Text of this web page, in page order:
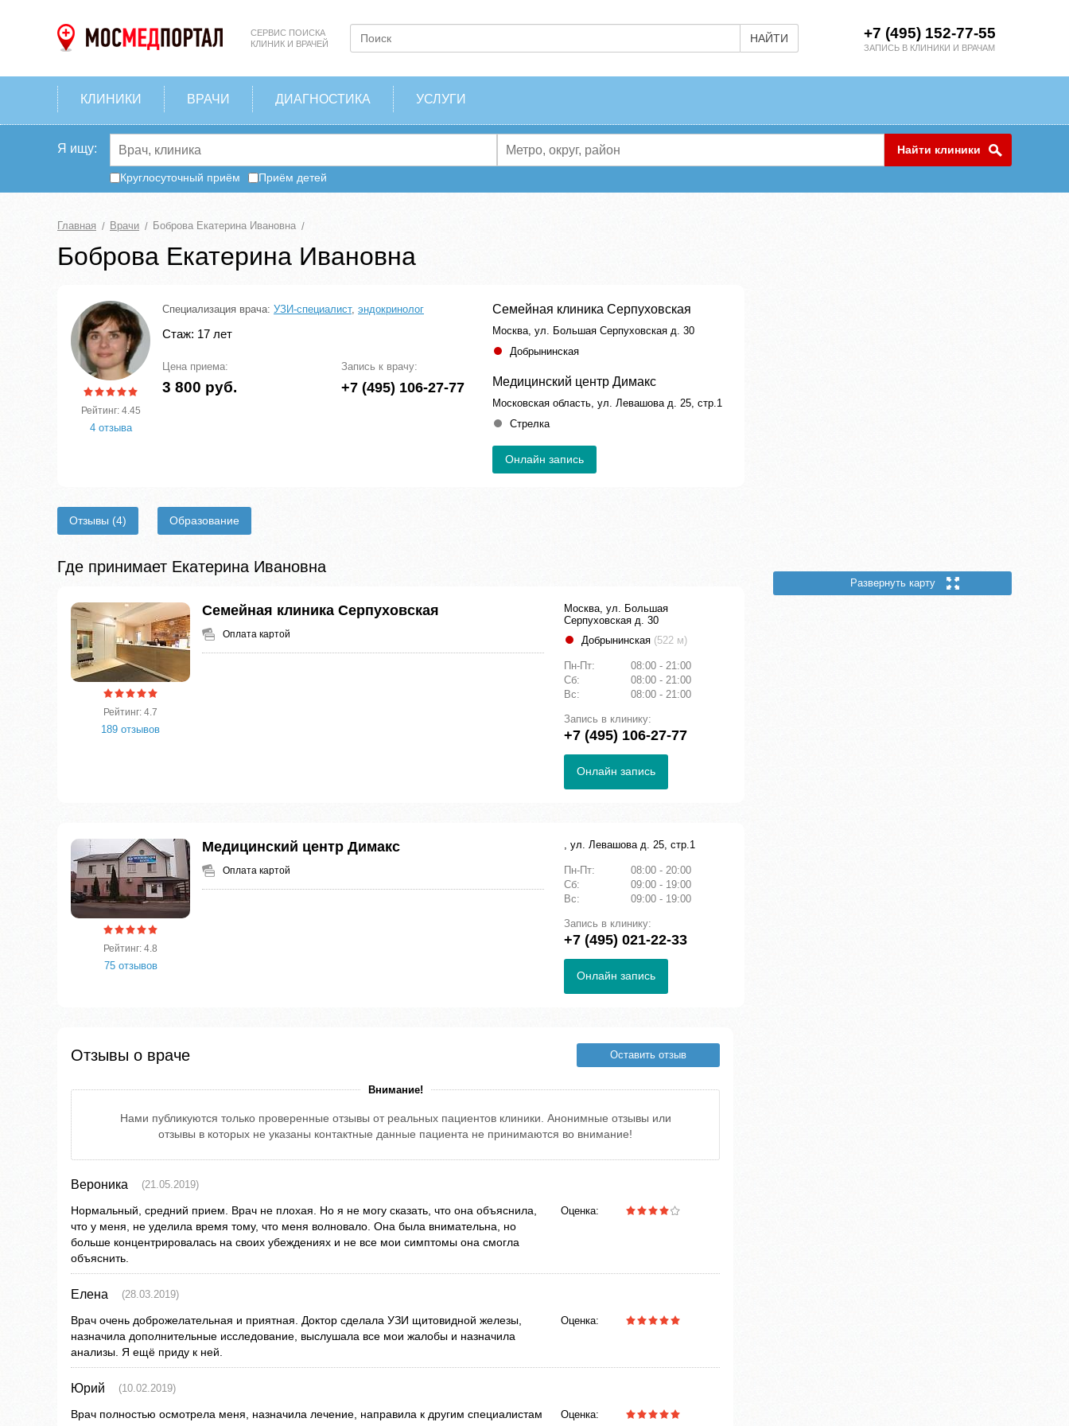
СЕРВИС ПОИСКА
КЛИНИК И ВРАЧЕЙ
НАЙТИ +7 (495) 152-77-55
ЗАПИСЬ В КЛИНИКИ И ВРАЧАМ
КЛИНИКИ ВРАЧИ ДИАГНОСТИКА УСЛУГИ
Я ищу: Найти клиники
Круглосуточный приём Приём детей
Главная Врачи Боброва Екатерина Ивановна
Боброва Екатерина Ивановна
Рейтинг: 4.45
4 отзыва
Специализация врача: УЗИ-специалист, эндокринолог
Стаж: 17 лет
Цена приема:
3 800 руб.
Запись к врачу:
+7 (495) 106-27-77
Семейная клиника Серпуховская
Москва, ул. Большая Серпуховская д. 30
Добрынинская
Медицинский центр Димакс
Московская область, ул. Левашова д. 25, стр.1
Стрелка
Онлайн запись
Отзывы (4) Образование
Где принимает Екатерина Ивановна
Рейтинг: 4.7
189 отзывов
Семейная клиника Серпуховская
Оплата картой
Москва, ул. Большая
Серпуховская д. 30
Добрынинская (522 м)
Пн-Пт:
08:00 - 21:00
Сб:
08:00 - 21:00
Вс:
08:00 - 21:00
Запись в клинику:
+7 (495) 106-27-77
Онлайн запись
Рейтинг: 4.8
75 отзывов
Медицинский центр Димакс
Оплата картой
, ул. Левашова д. 25, стр.1
Пн-Пт:
08:00 - 20:00
Сб:
09:00 - 19:00
Вс:
09:00 - 19:00
Запись в клинику:
+7 (495) 021-22-33
Онлайн запись
Отзывы о враче Оставить отзыв
Внимание!
Нами публикуются только проверенные отзывы от реальных пациентов клиники. Анонимные отзывы или
отзывы в которых не указаны контактные данные пациента не принимаются во внимание!
Вероника (21.05.2019)
Нормальный, средний прием. Врач не плохая. Но я не могу сказать, что она объяснила,
что у меня, не уделила время тому, что меня волновало. Она была внимательна, но
больше концентрировалась на своих убеждениях и не все мои симптомы она смогла
объяснить.
Оценка:
Елена (28.03.2019)
Врач очень доброжелательная и приятная. Доктор сделала УЗИ щитовидной железы,
назначила дополнительные исследование, выслушала все мои жалобы и назначила
анализы. Я ещё приду к ней.
Оценка:
Юрий (10.02.2019)
Врач полностью осмотрела меня, назначила лечение, направила к другим специалистам
Оценка:
Развернуть карту